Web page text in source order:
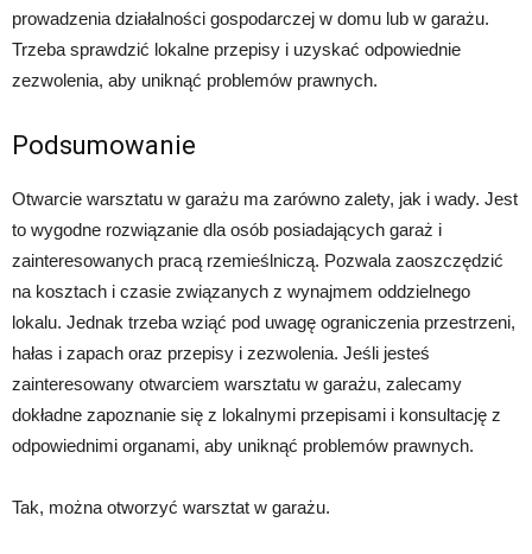
prowadzenia działalności gospodarczej w domu lub w garażu.
Trzeba sprawdzić lokalne przepisy i uzyskać odpowiednie
zezwolenia, aby uniknąć problemów prawnych.
Podsumowanie
Otwarcie warsztatu w garażu ma zarówno zalety, jak i wady. Jest
to wygodne rozwiązanie dla osób posiadających garaż i
zainteresowanych pracą rzemieślniczą. Pozwala zaoszczędzić
na kosztach i czasie związanych z wynajmem oddzielnego
lokalu. Jednak trzeba wziąć pod uwagę ograniczenia przestrzeni,
hałas i zapach oraz przepisy i zezwolenia. Jeśli jesteś
zainteresowany otwarciem warsztatu w garażu, zalecamy
dokładne zapoznanie się z lokalnymi przepisami i konsultację z
odpowiednimi organami, aby uniknąć problemów prawnych.
Tak, można otworzyć warsztat w garażu.